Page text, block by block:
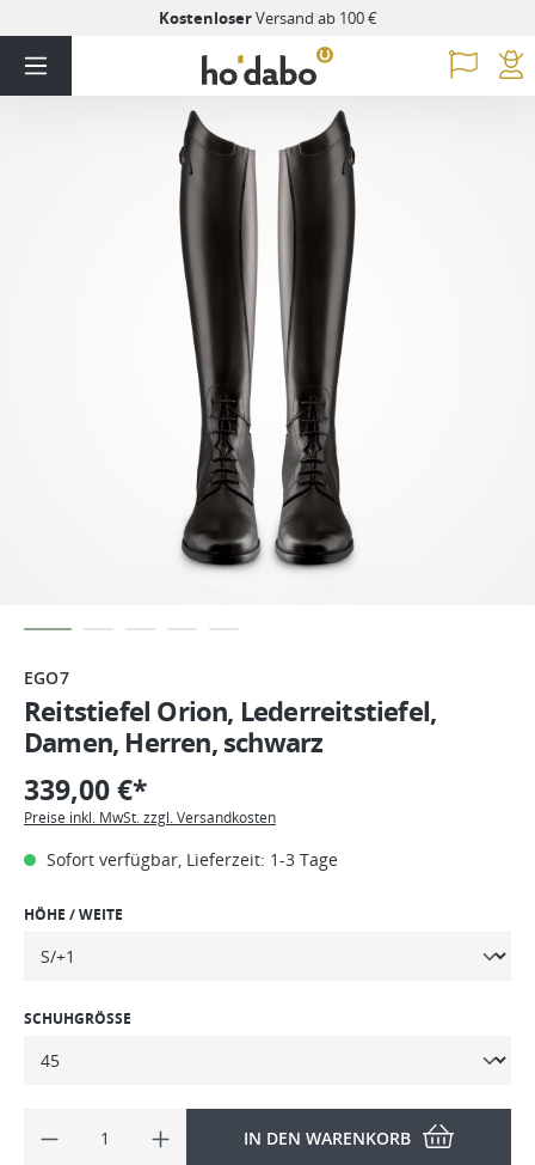
KostenloserVersand ab 100 €
EGO7
Reitstiefel Orion, Lederreitstiefel,
Damen, Herren, schwarz
339,00 €*
Preise inkl. MwSt. zzgl. Versandkosten
Sofort verfügbar, Lieferzeit: 1-3 Tage
HÖHE / WEITE
SCHUHGRÖSSE
IN DEN WARENKORB